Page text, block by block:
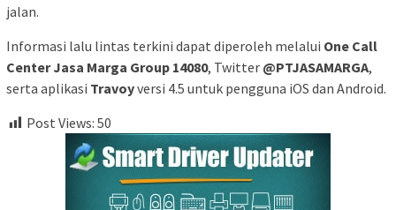
jalan.
Informasi lalu lintas terkini dapat diperoleh melalui One Call
Center Jasa Marga Group 14080, Twitter @PTJASAMARGA,
serta aplikasi Travoyversi 4.5 untuk pengguna iOS dan Android.
Post Views: 50